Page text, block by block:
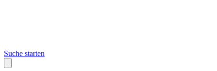
Suche starten